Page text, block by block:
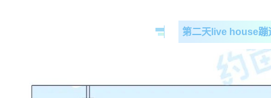
第二天live house蹦